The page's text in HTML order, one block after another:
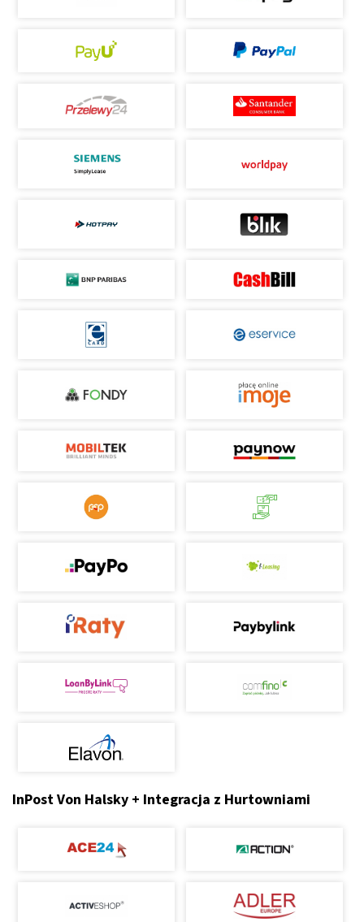
InPost Von Halsky + Integracja z Hurtowniami